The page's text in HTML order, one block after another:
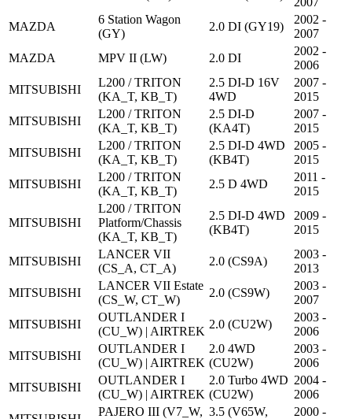
MAZDA
6 Station Wagon
(GY)
2.0 DI (GY19)
2002 -
2007
MAZDA
MPV II (LW) 2.0 DI
2002 -
2006
MITSUBISHI
L200 / TRITON
(KA_T, KB_T)
2.5 DI-D 16V
4WD
2007 -
2015
MITSUBISHI
L200 / TRITON
(KA_T, KB_T)
2.5 DI-D
(KA4T)
2007 -
2015
MITSUBISHI
L200 / TRITON
(KA_T, KB_T)
2.5 DI-D 4WD
(KB4T)
2005 -
2015
MITSUBISHI
L200 / TRITON
(KA_T, KB_T)
2.5 D 4WD
2011 -
2015
MITSUBISHI
L200 / TRITON
Platform/Chassis
(KA_T, KB_T)
2.5 DI-D 4WD
(KB4T)
2009 -
2015
MITSUBISHI
LANCER VII
(CS_A, CT_A)
2.0 (CS9A)
2003 -
2013
MITSUBISHI
LANCER VII Estate
(CS_W, CT_W)
2.0 (CS9W)
2003 -
2007
MITSUBISHI
OUTLANDER I
(CU_W) | AIRTREK
2.0 (CU2W)
2003 -
2006
MITSUBISHI
OUTLANDER I
(CU_W) | AIRTREK
2.0 4WD
(CU2W)
2003 -
2006
MITSUBISHI
OUTLANDER I
(CU_W) | AIRTREK
2.0 Turbo 4WD
(CU2W)
2004 -
2006
PAJERO III (V7_W, 3.5 (V65W,
2000 -